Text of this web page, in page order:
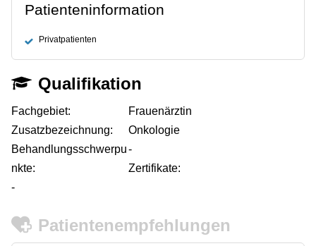
Patienteninformation
Privatpatienten
Qualifikation
Fachgebiet:
Frauenärztin
Zusatzbezeichnung:
Onkologie
Behandlungsschwerpu
nkte:
-
Zertifikate:
-
Patientenempfehlungen